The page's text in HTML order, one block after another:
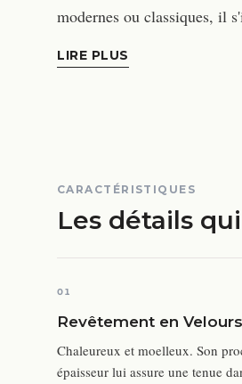
modernes ou classiques, il
LIRE PLUS
CARACTÉRISTIQUES
Les détails
01
Revêtement en Velours
Chaleureux et moelleux. Son
épaisseur lui assure une tenue